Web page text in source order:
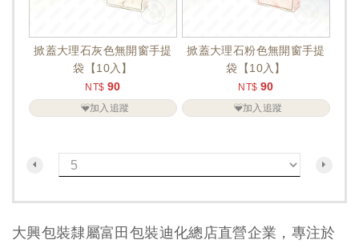
掀蓋大理石灰色無開窗手提
袋【10入】
NT$ 90
加入追蹤
掀蓋大理石粉色無開窗手提
袋【10入】
NT$ 90
加入追蹤
大興包裝隸屬富田包裝迪化總店直營企業，專注於